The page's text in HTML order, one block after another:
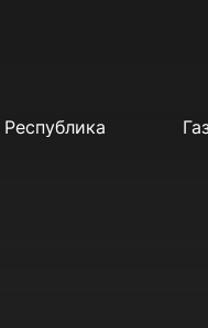
Республика